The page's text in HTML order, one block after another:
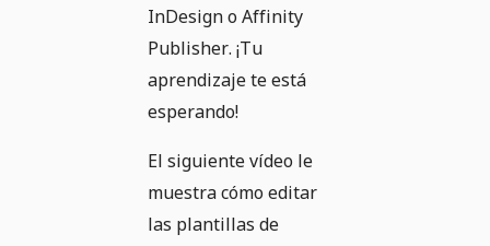
InDesign o Affinity
Publisher. ¡Tu
aprendizaje te está
esperando!
El siguiente vídeo le
muestra cómo editar
las plantillas de